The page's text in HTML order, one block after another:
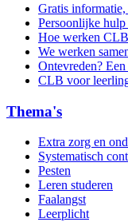
Gratis
Persoonlijke
Hoe werken
We werken
Ontevreden?
CLB voor
Thema's
Extra zorg en
Systematisch
Pesten
Leren studeren
Faalangst
Leerplicht